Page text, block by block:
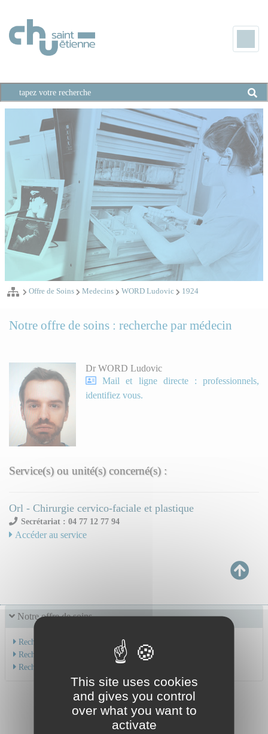
Offre de Soins Medecins WORD Ludovic 1924
Notre offre de soins
Recherche par service
Recherche par spécialité
Recherche par médecin
Notre offre de soins : recherche par médecin
Dr WORD Ludovic
Mail et ligne directe : professionnels,
identifiez vous.
Service(s) ou unité(s) concerné(s) :
Orl - Chirurgie cervico-faciale et plastique
Secrétariat : 04 77 12 77 94
Accéder au service
This site uses cookies
and gives you control
over what you want to
activate